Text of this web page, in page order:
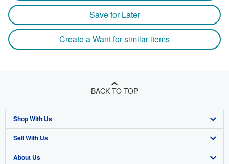
Save for Later
Create a Want for similar items
BACK TO TOP
Shop With Us
Advanced Search
Browse Collections
Sell With Us
Start Selling
About Us